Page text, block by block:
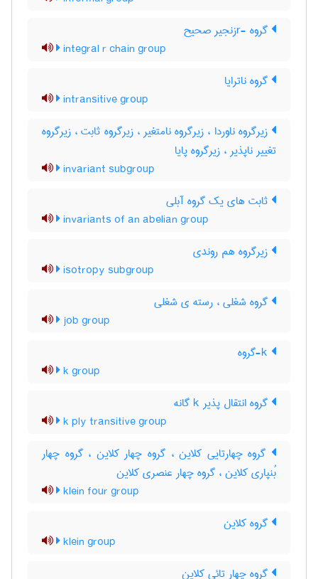
گروه -rزنجیر صحیح
integral r chain group
گروه ناترایا
intransitive group
زیرگروه ناوردا ، زیرگروه نامتغیر ، زیرگروه ثابت ، زیرگروه
تغییر ناپذیر ، زیرگروه پایا
invariant subgroup
ثابت های یک گروه آبلی
invariants of an abelian group
زیرگروه هم روندی
isotropy subgroup
گروه شغلی ، رسته ی شغلی
job group
k group
گروه انتقال پذیر k گانه
k ply transitive group
گروه چهارتایی کلاین ، گروه چهار کلاین ، گروه چهار
بُنپاری کلاین ، گروه چهار عنصری کلاین
klein four group
گروه کلاین
klein group
گروه چهار تائی کلاین